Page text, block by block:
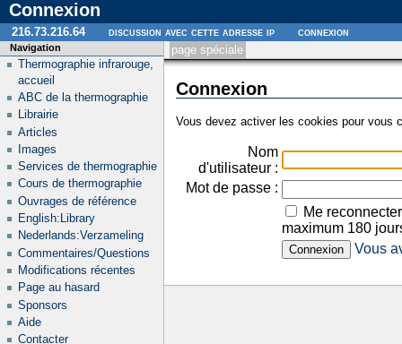
Connexion
page spéciale
Connexion
Vous devez activer les cookies pour vous
Nom
d'utilisateur :
Mot de passe :
Me
maximum 180
Vous
Navigation
Thermographie infrarouge,
accueil
ABC de la thermographie
Librairie
Articles
Images
Services de thermographie
Cours de thermographie
Ouvrages de référence
English:Library
Nederlands:Verzameling
Commentaires/Questions
Modifications récentes
Page au hasard
Sponsors
Aide
Contacter
216.73.216.64 discussion avec cette adresse ip connexion